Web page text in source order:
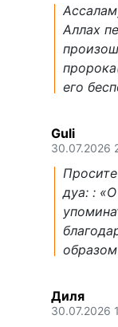
Аллах
его
Guli
30.07.2026
дуа: :
Диля
30.07.2026